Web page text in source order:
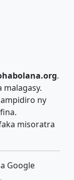
.
ny
misoratra
Google